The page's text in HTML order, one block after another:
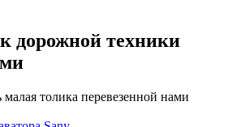
дорожной техники
толика перевезенной нами